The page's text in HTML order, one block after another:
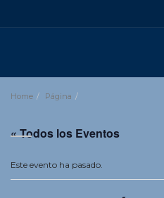
Home Página
« Todos los Eventos
Este evento ha pasado.